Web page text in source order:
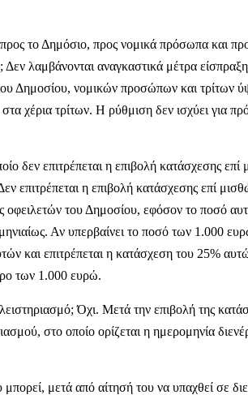
το Δημόσιο, προς νομικά πρόσωπα και
λαμβάνονται αναγκαστικά μέτρα
Δημοσίου, νομικών προσώπων και τρίτων
χέρια τρίτων. Η ρύθμιση δεν ισχύει για
δεν επιτρέπεται η επιβολή κατάσχεσης
επιτρέπεται η επιβολή κατάσχεσης επί
οφειλετών του Δημοσίου, εφόσον το ποσό
Αν υπερβαίνει το ποσό των 1.000
και επιτρέπεται η κατάσχεση του 25%
των 1.000 ευρώ.
Όχι. Μετά την επιβολή της
στο οποίο ορίζεται η ημερομηνία
μετά από αίτησή του να υπαχθεί σε